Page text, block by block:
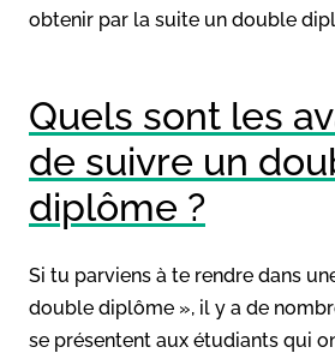
obtenir par la suite un double
Quels sont les
de suivre un
diplôme ?
Si tu parviens à te rendre dans
double diplôme », il y a de
se présentent aux étudiants qui